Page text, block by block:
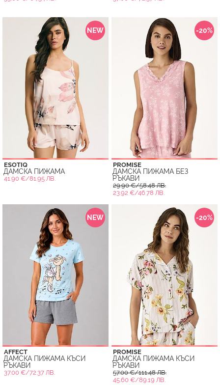
NEW
ESOTIQ
ДАМСКА ПИЖАМА
41.90 €/81.95 ЛВ.
-20%
PROMISE
ДАМСКА ПИЖАМА БЕЗ
РЪКАВИ
29.90 €/58.48 ЛВ.
23.92 €/46.78 ЛВ.
NEW
AFFECT
ДАМСКА ПИЖАМА КЪСИ
РЪКАВИ
37.00 €/72.37 ЛВ.
-20%
PROMISE
ДАМСКА ПИЖАМА КЪСИ
РЪКАВИ
57.00 €/111.48 ЛВ.
45.60 €/89.19 ЛВ.